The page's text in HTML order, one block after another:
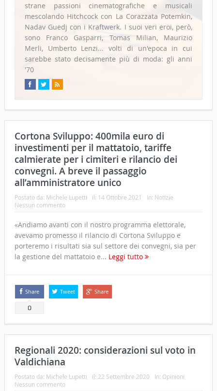
strane passioni cinematografiche e musicali
mescolando Hitchcock con La Corazzata Potemkin,
Nadav Guedj con i Kraftwerk. I suoi veri eroi, però,
sono Franco Gasparri, Tomas Milian, Maurizio
Merli, Umberto Lenzi... volti di un'epoca in cui
sarebbe stato decisamente più di moda: gli anni
'70
Cortona Sviluppo: 400mila euro di
investimenti per il mattatoio, tariffe
calmierate per i cimiteri e rilancio dei
convegni. A breve il passaggio
all’amministratore unico
Postato da: Michele Lupetti il: 14 Ottobre 2021 In: Notizie
Nessun commento
«Andiamo avanti con il nostro programma elettorale,
avevamo promesso il rilancio di Cortona Sviluppo e
porteremo i risultati sia sul settore dei convegni, sia per
la gestione del mattatoio e... Leggi tutto
Share
0
Tweet Share
Regionali 2020: considerazioni sul voto in
Valdichiana
Postato da: Michele Lupetti il: 22 Settembre 2020 In: Opinioni
Nessun commento